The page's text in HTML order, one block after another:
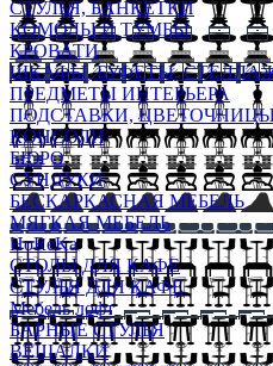
СТУЛЬЯ, БАНКЕТКИ
КОМОДЫ И ТУМБЫ
КРОВАТИ
ШКАФЫ, БУФЕТЫ,
ПРЕДМЕТЫ ИНТЕРЬЕРА
ПОДСТАВКИ,
КОНСОЛИ
БЮРО
СУНДУКИ
БЕСКАРКАСНАЯ МЕБЕЛЬ
МЯГКАЯ МЕБЕЛЬ
HoReKa
СТОЛЫ ДЛЯ КАФЕ
СТУЛЬЯ ДЛЯ КАФЕ
Мебель лофт
БАРНЫЕ СТУЛЬЯ
ВЕШАЛКИ